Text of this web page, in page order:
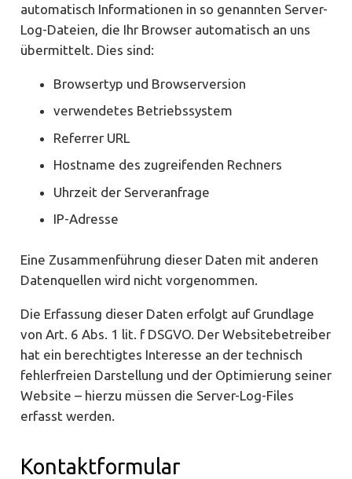
automatisch Informationen in so genannten Server-
Log-Dateien, die Ihr Browser automatisch an uns
übermittelt. Dies sind:
Browsertyp und Browserversion
verwendetes Betriebssystem
Referrer URL
Hostname des zugreifenden Rechners
Uhrzeit der Serveranfrage
IP-Adresse
Eine Zusammenführung dieser Daten mit anderen
Datenquellen wird nicht vorgenommen.
Die Erfassung dieser Daten erfolgt auf Grundlage
von Art. 6 Abs. 1 lit. f DSGVO. Der Websitebetreiber
hat ein berechtigtes Interesse an der technisch
fehlerfreien Darstellung und der Optimierung seiner
Website – hierzu müssen die Server-Log-Files
erfasst werden.
Kontaktformular